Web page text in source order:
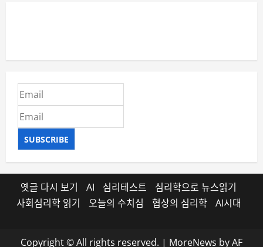
SUBSCRIBE
옛글 다시 보기 AI 심리테스트
심리학으로 뉴스읽기
사회심리학 읽기
오늘의 수치심 협상의 심리학 AI시대
Copyright © All rights reserved. | MoreNews by AF